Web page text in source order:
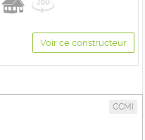
Voir ce constructeur
CCMI